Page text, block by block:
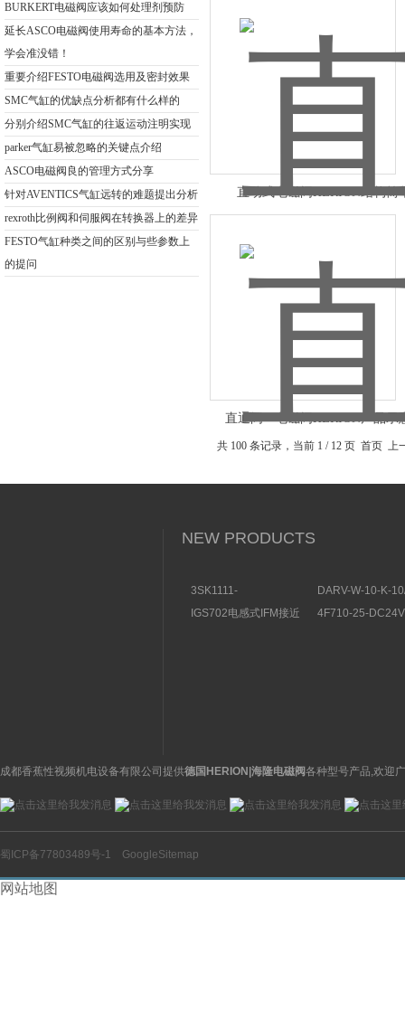
BURKERT电磁阀应该如何处理剂预防
延长ASCO电磁阀使用寿命的基本方法，
学会准没错！
重要介绍FESTO电磁阀选用及密封效果
SMC气缸的优缺点分析都有什么样的
分别介绍SMC气缸的往返运动注明实现
parker气缸易被忽略的关键点介绍
ASCO电磁阀良的管理方式分享
针对AVENTICS气缸远转的难题提出分析
rexroth比例阀和伺服阀在转换器上的差异
FESTO气缸种类之间的区别与些参数上
的提问
直动式电磁阀HERION结构简
直通阀 - 电磁阀HERION产品示
共 100 条记录，当前 1 / 12 页 首页
NEW PRODUCTS
3SK1111-
关特点及功能
DARV-W-10-K-
构分析
IGS702电感式IFM接近
4F710-25-
成都香蕉性视频机电设备有限公司提供德国HERION|海隆电磁阀各种型号产品,欢迎
蜀ICP备77803489号-1 GoogleSitemap
网站地图